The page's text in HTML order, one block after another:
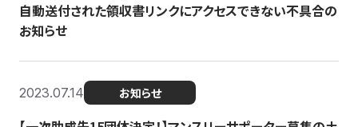
自動送付された領収書リンクにアクセスできない不具合の
お知らせ
2023.07.14 お知らせ